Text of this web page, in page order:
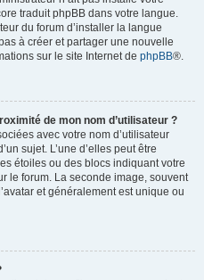
traduit phpBB dans votre langue.
du forum d’installer la langue
à créer et partager une nouvelle
sur le site Internet de phpBB®.
de mon nom d’utilisateur ?
avec votre nom d’utilisateur
sujet. L’une d’elles peut être
étoiles ou des blocs indiquant votre
le forum. La seconde image, souvent
et généralement est unique ou